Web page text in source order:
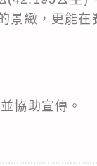
景緻，更能在
協助宣傳。